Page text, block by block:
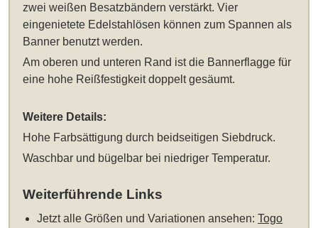
zwei weißen Besatzbändern verstärkt. Vier
eingenietete Edelstahlösen können zum Spannen als
Banner benutzt werden.
Am oberen und unteren Rand ist die Bannerflagge für
eine hohe Reißfestigkeit doppelt gesäumt.
Weitere Details:
Hohe Farbsättigung durch beidseitigen Siebdruck.
Waschbar und bügelbar bei niedriger Temperatur.
Weiterführende Links
Jetzt alle Größen und Variationen ansehen:Togo